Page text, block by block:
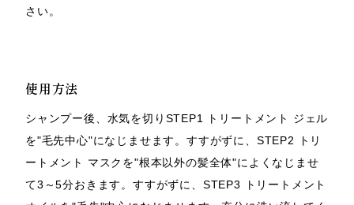
さい。
使用方法
シャンプー後、水気を切りSTEP1 トリートメント ジェル
を"毛先中心"になじませます。すすがずに、STEP2 トリ
ートメント マスクを"根本以外の髪全体"によくなじませ
て3～5分おきます。すすがずに、STEP3 トリートメント